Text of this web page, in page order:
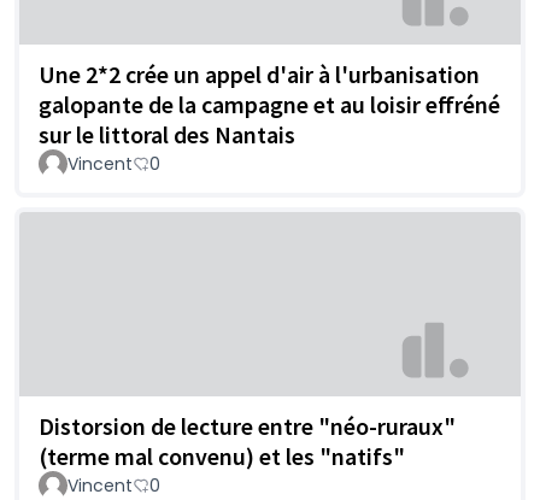
Une 2*2 crée un appel d'air à l'urbanisation
galopante de la campagne et au loisir effréné
sur le littoral des Nantais
Vincent 0
Distorsion de lecture entre "néo-ruraux"
(terme mal convenu) et les "natifs"
Vincent 0